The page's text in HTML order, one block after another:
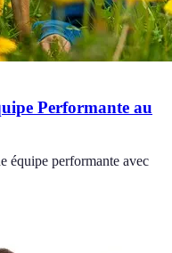
Performante au
équipe performante avec